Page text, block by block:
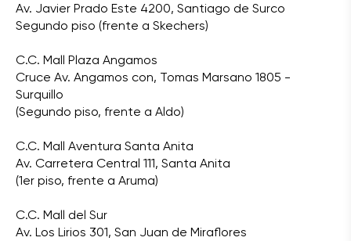
Av. Javier Prado Este 4200, Santiago de Surco
Segundo piso (frente a Skechers)
C.C. Mall Plaza Angamos
Cruce Av. Angamos con, Tomas Marsano 1805 -
Surquillo
(Segundo piso, frente a Aldo)
C.C. Mall Aventura Santa Anita
Av. Carretera Central 111, Santa Anita
(1er piso, frente a Aruma)
C.C. Mall del Sur
Av. Los Lirios 301, San Juan de Miraflores